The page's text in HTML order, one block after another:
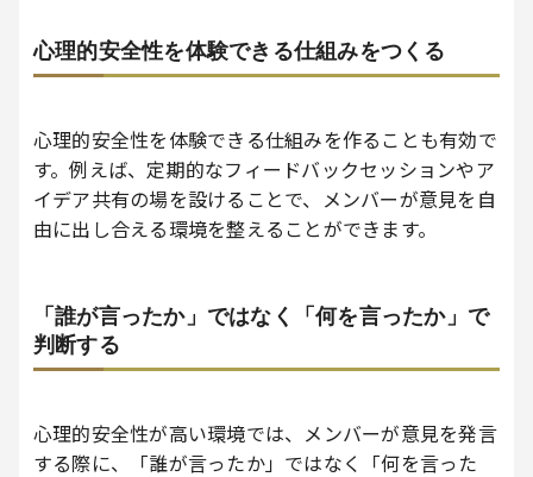
心理的安全性を体験できる仕組みをつくる
心理的安全性を体験できる仕組みを作ることも有効で
す。例えば、定期的なフィードバックセッションやア
イデア共有の場を設けることで、メンバーが意見を自
由に出し合える環境を整えることができます。
「誰が言ったか」ではなく「何を言ったか」で
判断する
心理的安全性が高い環境では、メンバーが意見を発言
する際に、「誰が言ったか」ではなく「何を言った